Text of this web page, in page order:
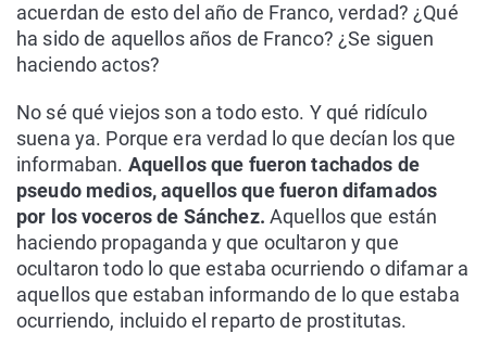
acuerdan de esto del año de Franco, verdad? ¿Qué
ha sido de aquellos años de Franco? ¿Se siguen
haciendo actos?
No sé qué viejos son a todo esto. Y qué ridículo
suena ya. Porque era verdad lo que decían los que
informaban. Aquellos que fueron tachados de
pseudo medios, aquellos que fueron difamados
por los voceros de Sánchez. Aquellos que están
haciendo propaganda y que ocultaron y que
ocultaron todo lo que estaba ocurriendo o difamar a
aquellos que estaban informando de lo que estaba
ocurriendo, incluido el reparto de prostitutas.